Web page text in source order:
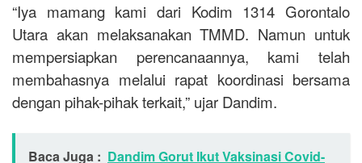
“Iya mamang kami dari Kodim 1314 Gorontalo
Utara akan melaksanakan TMMD. Namun untuk
mempersiapkan perencanaannya, kami telah
membahasnya melalui rapat koordinasi bersama
dengan pihak-pihak terkait,” ujar Dandim.
Baca Juga : Dandim Gorut Ikut Vaksinasi Covid-